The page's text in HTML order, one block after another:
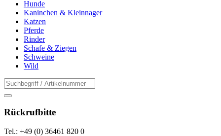
Hunde
Kaninchen & Kleinnager
Katzen
Pferde
Rinder
Schafe & Ziegen
Schweine
Wild
Rückrufbitte
Tel.: +49 (0) 36461 820 0